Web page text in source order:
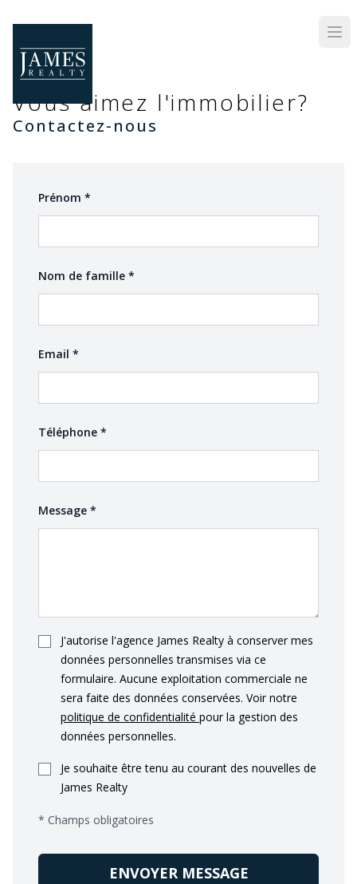
Vous aimez l'immobilier?
Contactez-nous
Prénom *
Nom de famille *
Email *
Téléphone *
Message *
J'autorise l'agence James Realty à conserver mes
données personnelles transmises via ce
formulaire. Aucune exploitation commerciale ne
sera faite des données conservées. Voir notre
politique de confidentialité pour la gestion des
données personnelles.
Je souhaite être tenu au courant des nouvelles de
James Realty
* Champs obligatoires
ENVOYER MESSAGE